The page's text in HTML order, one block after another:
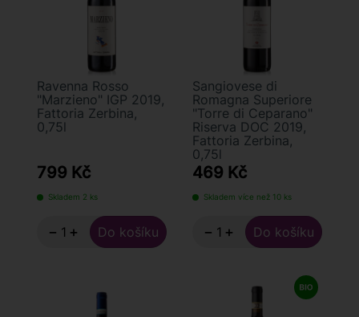
Ravenna Rosso
"Marzieno" IGP 2019,
Fattoria Zerbina,
0,75l
799 Kč
Skladem 2 ks
− +
Sangiovese di
Romagna Superiore
"Torre di Ceparano"
Riserva DOC 2019,
Fattoria Zerbina,
0,75l
469 Kč
Skladem více než 10 ks
− +